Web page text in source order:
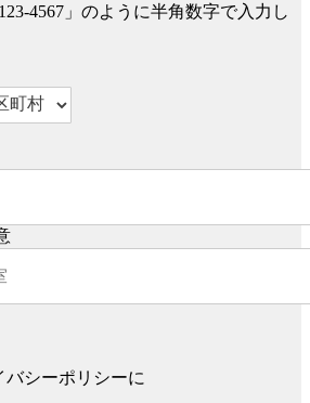
4567」のように半角数字で入力し
シーポリシーに